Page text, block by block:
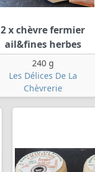
2 x chèvre fermier
ail&fines herbes
240 g
Les Délices De La
Chèvrerie